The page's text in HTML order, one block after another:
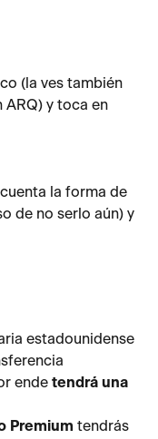
(la ves también
ARQ) y toca en
la forma de
de no serlo aún) y
estadounidense
ende tendrá una
Premium tendrás